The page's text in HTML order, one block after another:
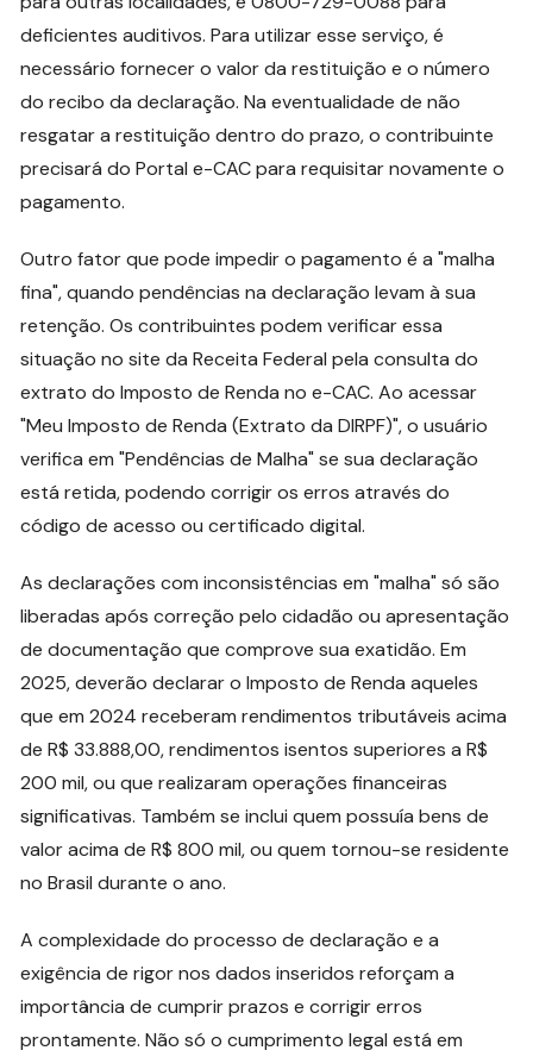
deficientes auditivos. Para utilizar esse serviço, é
necessário fornecer o valor da restituição e o número
do recibo da declaração. Na eventualidade de não
resgatar a restituição dentro do prazo, o contribuinte
precisará do Portal e-CAC para requisitar novamente o
pagamento.
Outro fator que pode impedir o pagamento é a "malha
fina", quando pendências na declaração levam à sua
retenção. Os contribuintes podem verificar essa
situação no site da Receita Federal pela consulta do
extrato do Imposto de Renda no e-CAC. Ao acessar
"Meu Imposto de Renda (Extrato da DIRPF)", o usuário
verifica em "Pendências de Malha" se sua declaração
está retida, podendo corrigir os erros através do
código de acesso ou certificado digital.
As declarações com inconsistências em "malha" só são
liberadas após correção pelo cidadão ou apresentação
de documentação que comprove sua exatidão. Em
2025, deverão declarar o Imposto de Renda aqueles
que em 2024 receberam rendimentos tributáveis acima
de R$ 33.888,00, rendimentos isentos superiores a R$
200 mil, ou que realizaram operações financeiras
significativas. Também se inclui quem possuía bens de
valor acima de R$ 800 mil, ou quem tornou-se residente
no Brasil durante o ano.
A complexidade do processo de declaração e a
exigência de rigor nos dados inseridos reforçam a
importância de cumprir prazos e corrigir erros
prontamente. Não só o cumprimento legal está em